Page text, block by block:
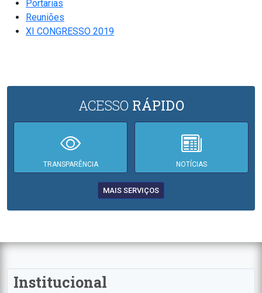
Portarias
Reuniões
XI CONGRESSO 2019
ACESSO RÁPIDO
TRANSPARÊNCIA NOTÍCIAS
MAIS SERVIÇOS
Institucional